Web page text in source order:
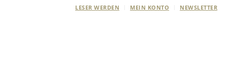
LESER WERDEN MEIN KONTO NEWSLETTER